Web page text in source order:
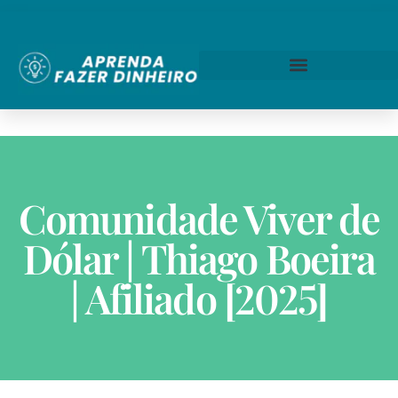
Comunidade Viver de
Dólar | Thiago Boeira
| Afiliado [2025]